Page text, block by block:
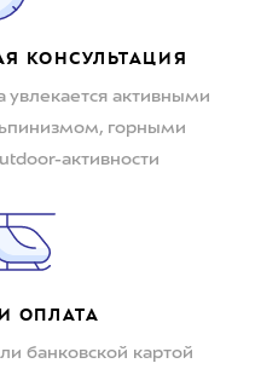
КОНСУЛЬТАЦИЯ
увлекается активными
горными
активности
ОПЛАТА
банковской картой